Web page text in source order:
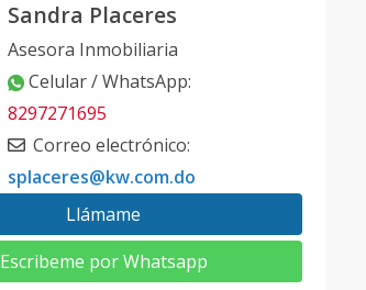
Sandra Placeres
Asesora Inmobiliaria
Celular / WhatsApp:
8297271695
Correo electrónico:
splaceres@kw.com.do
Llámame
Escribeme por Whatsapp